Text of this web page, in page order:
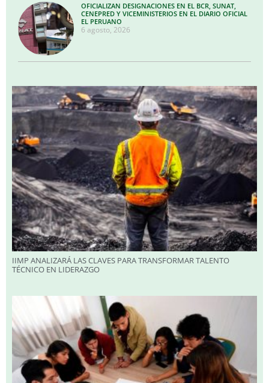
OFICIALIZAN DESIGNACIONES EN EL BCR, SUNAT,
CENEPRED Y VICEMINISTERIOS EN EL DIARIO OFICIAL
EL PERUANO
6 agosto, 2026
IIMP ANALIZARÁ LAS CLAVES PARA TRANSFORMAR TALENTO
TÉCNICO EN LIDERAZGO